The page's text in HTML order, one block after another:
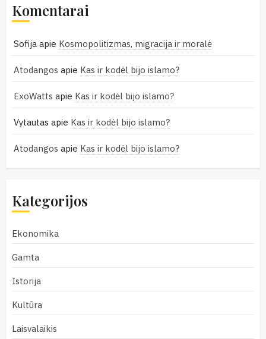
Komentarai
Sofija apie Kosmopolitizmas, migracija ir moralė
Atodangos apie Kas ir kodėl bijo islamo?
ExoWatts apie Kas ir kodėl bijo islamo?
Vytautas apie Kas ir kodėl bijo islamo?
Atodangos apie Kas ir kodėl bijo islamo?
Kategorijos
Ekonomika
Gamta
Istorija
Kultūra
Laisvalaikis